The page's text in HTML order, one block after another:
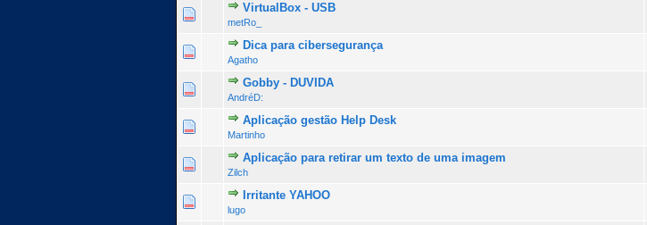
VirtualBox - USB
metRo_
0 Voto(s) - 0 de 5 na totalidade
Dica para cibersegurança
Agatho
0 Voto(s) - 0 de 5 na totalidade
12345
Gobby - DUVIDA
AndréD:
0 Voto(s) - 0 de 5 na totalidade
Aplicação gestão Help Desk
Martinho
0 Voto(s) - 0 de 5 na totalidade
1 2345
Aplicação para retirar um texto de uma imagem
Zilch
0 Voto(s) - 0 de 5 na totalidade
1234 5
Irritante YAHOO
lugo
0 Voto(s) - 0 de 5 na totalidade